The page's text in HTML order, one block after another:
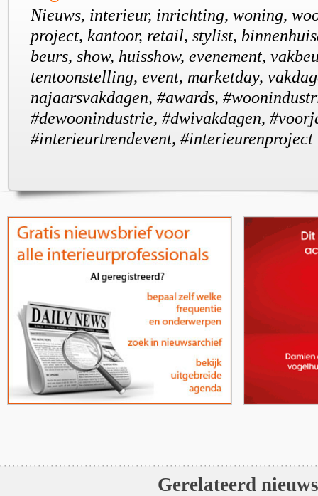
Nieuws, interieur, inrichting, woning,
project, kantoor, retail, stylist,
beurs, show, huisshow, evenement,
tentoonstelling, event, marketday,
najaarsvakdagen, #awards,
#dewoonindustrie, #dwivakdagen,
#interieurtrendevent, #interieurenproject
Gerelateerd nieuws